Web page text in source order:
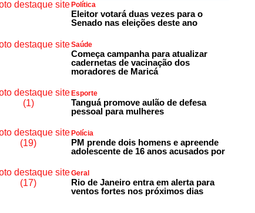
Política
Eleitor votará duas vezes para o
Senado nas eleições deste ano
Saúde
Começa campanha para atualizar
cadernetas de vacinação dos
moradores de Maricá
Esporte
Tanguá promove aulão de defesa
pessoal para mulheres
Polícia
PM prende dois homens e apreende
adolescente de 16 anos acusados por
Geral
Rio de Janeiro entra em alerta para
ventos fortes nos próximos dias